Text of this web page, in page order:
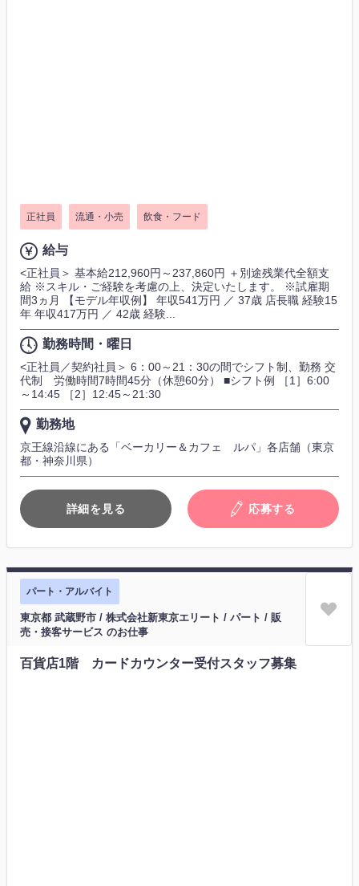
正社員 流通・小売 飲食・フード
給与
<正社員＞ 基本給212,960円～237,860円 ＋別途残業代全額支
給 ※スキル・ご経験を考慮の上、決定いたします。 ※試雇期
間3ヵ月 【モデル年収例】 年収541万円 ／ 37歳 店長職 経験15
年 年収417万円 ／ 42歳 経験...
勤務時間・曜日
<正社員／契約社員＞ 6：00～21：30の間でシフト制、勤務 交
代制 労働時間7時間45分（休憩60分） ■シフト例 ［1］6:00
～14:45 ［2］12:45～21:30
勤務地
京王線沿線にある「ベーカリー＆カフェ ルパ」各店舗（東京
都・神奈川県）
詳細を見る 応募する
パート・アルバイト
東京都 武蔵野市 / 株式会社新東京エリート / パート / 販
売・接客サービス のお仕事
百貨店1階 カードカウンター受付スタッフ募集